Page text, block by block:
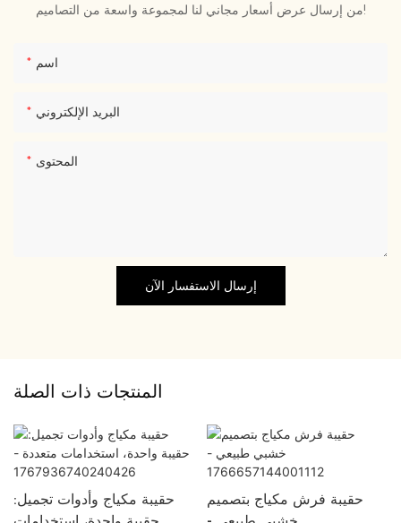
من إرسال عرض أسعار مجاني لنا لمجموعة واسعة من التصاميم!
اسم
البريد الإلكتروني
المحتوى
إرسال الاستفسار الآن
المنتجات ذات الصلة
حقيبة مكياج وأدوات تجميل:
حقيبة فرش مكياج بتصميم